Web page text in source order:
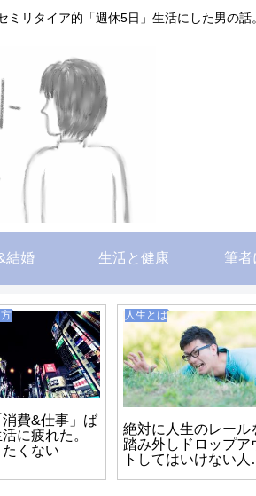
リタイア的「週休5日」生活にした男の話。
結婚 生活と健康 筆者
費&仕事」ば
に疲れた。
たくない
人生とは
絶対に人生のレール
踏み外しドロップア
トしてはいけない人